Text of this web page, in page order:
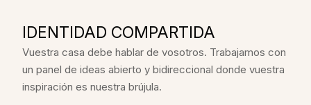
IDENTIDAD COMPARTIDA
Vuestra casa debe hablar de vosotros. Trabajamos con
un panel de ideas abierto y bidireccional donde vuestra
inspiración es nuestra brújula.